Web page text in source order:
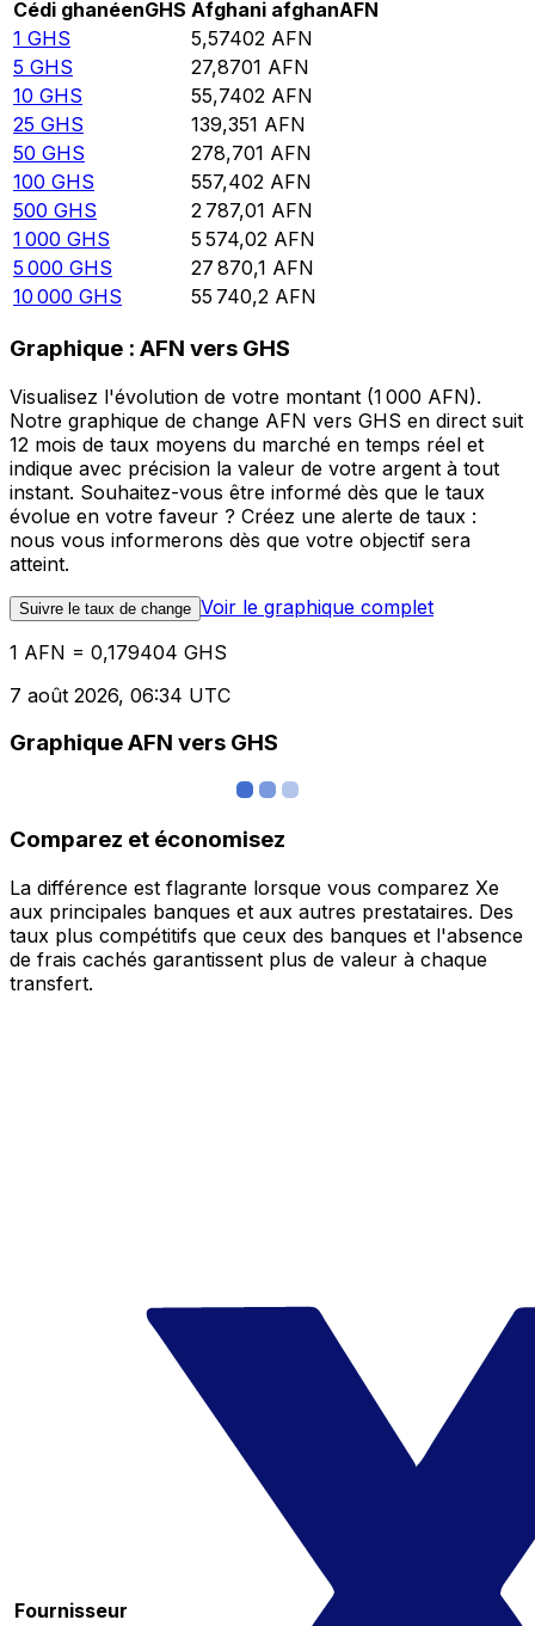
Cédi ghanéenGHS Afghani afghanAFN
1 GHS 5,57402 AFN
5 GHS 27,8701 AFN
10 GHS 55,7402 AFN
25 GHS 139,351 AFN
50 GHS 278,701 AFN
100 GHS 557,402 AFN
500 GHS 2 787,01 AFN
1 000 GHS 5 574,02 AFN
5 000 GHS 27 870,1 AFN
10 000 GHS 55 740,2 AFN
Graphique : AFN vers GHS
Visualisez l'évolution de votre montant (1 000 AFN).
Notre graphique de change AFN vers GHS en direct suit
12 mois de taux moyens du marché en temps réel et
indique avec précision la valeur de votre argent à tout
instant. Souhaitez-vous être informé dès que le taux
évolue en votre faveur ? Créez une alerte de taux :
nous vous informerons dès que votre objectif sera
atteint.
Suivre le taux de change Voir le graphique complet
1 AFN = 0,179404 GHS
7 août 2026, 06:34 UTC
Graphique AFN vers GHS
Comparez et économisez
La différence est flagrante lorsque vous comparez Xe
aux principales banques et aux autres prestataires. Des
taux plus compétitifs que ceux des banques et l'absence
de frais cachés garantissent plus de valeur à chaque
transfert.
Fournisseur